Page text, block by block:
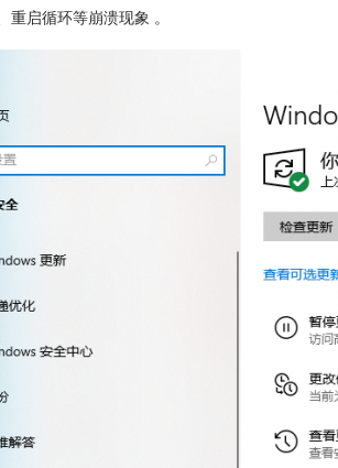
重启循环等崩溃现象 。